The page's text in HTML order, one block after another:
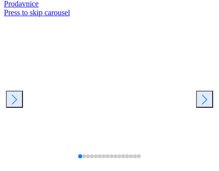
Prodavnice
Press to skip carousel